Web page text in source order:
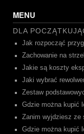
MENU
DLA
Jak rozpocząć
Zachowanie na
Jakie są koszty
Jaki wybrać
Zestaw
Gdzie można kupić
Zanim wyjdziesz ze
Gdzie można kupić